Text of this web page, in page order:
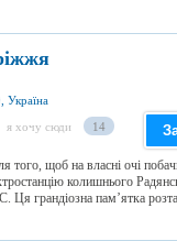
Україна
я хочу сюди 14
того, щоб на власні очі
колишнього
Ця грандіозна пам’ятка